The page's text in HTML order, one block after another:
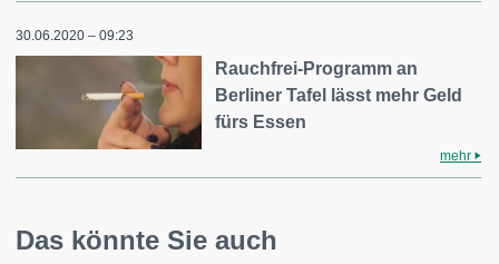
30.06.2020 – 09:23
Rauchfrei-Programm an
Berliner Tafel lässt mehr Geld
fürs Essen
mehr
Das könnte Sie auch